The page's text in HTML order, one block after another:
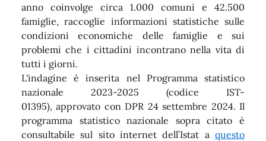
anno coinvolge circa 1.000 comuni e 42.500
famiglie, raccoglie informazioni statistiche sulle
condizioni economiche delle famiglie e sui
problemi che i cittadini incontrano nella vita di
tutti i giorni.
L'indagine è inserita nel Programma statistico
nazionale 2023-2025 (codice IST-
01395), approvato con DPR 24 settembre 2024. Il
programma statistico nazionale sopra citato è
consultabile sul sito internet dell’Istat a questo